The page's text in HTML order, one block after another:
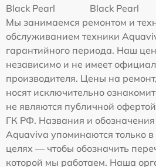
Black Pearl
Black Pearl
Мы занимаемся ремонтом и
обслуживанием техники
гарантийного периода. Наш
независимо и не имеет
производителя. Цены на
носят исключительно
не являются публичной
ГК РФ. Названия и обозначения
Aquaviva упоминаются только
целях — чтобы обозначить
которой мы работаем. Наша